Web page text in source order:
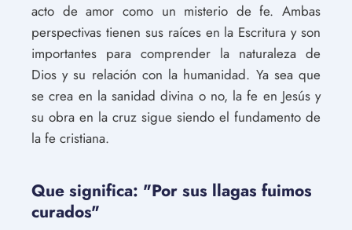
acto de amor como un misterio de fe. Ambas
perspectivas tienen sus raíces en la Escritura y son
importantes para comprender la naturaleza de
Dios y su relación con la humanidad. Ya sea que
se crea en la sanidad divina o no, la fe en Jesús y
su obra en la cruz sigue siendo el fundamento de
la fe cristiana.
Que significa: "Por sus llagas fuimos
curados"